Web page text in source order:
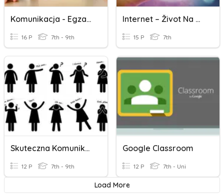
Komunikacja - Egzamin Gimnazjalny
16 P 7th - 9th
Internet – Život Na Mreži (7. Razred)
15 P 7th
Skuteczna Komunikacja
12 P 7th - 9th
Google Classroom
12 P 7th - Uni
Load More